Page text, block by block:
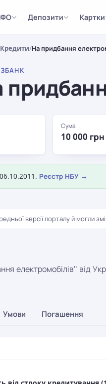
Депозити Картки
Кредити/На придбання
Сума
10 000
Реєстр НБУ →
версії порталу й могли
електромобілів" від
Умови Погашення